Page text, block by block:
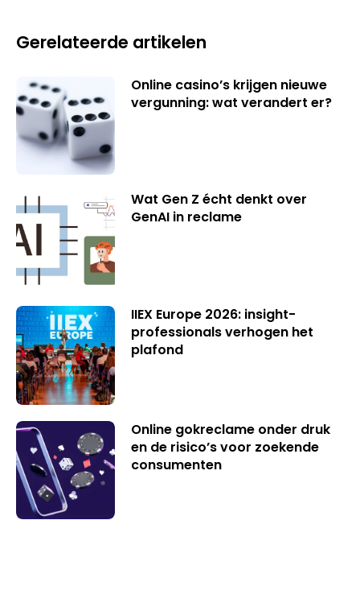
Gerelateerde artikelen
Online casino’s krijgen nieuwe
vergunning: wat verandert er?
Wat Gen Z écht denkt over
GenAI in reclame
IIEX Europe 2026: insight-
professionals verhogen het
plafond
Online gokreclame onder druk
en de risico’s voor zoekende
consumenten